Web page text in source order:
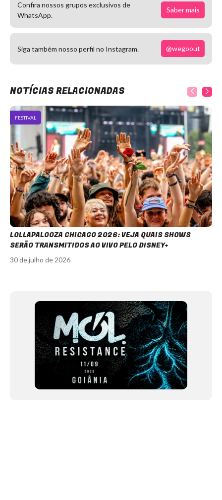
Confira nossos grupos exclusivos de
WhatsApp.
Saber mais
Siga também nosso perfil no Instagram. @wegoout
NOTÍCIAS RELACIONADAS
FESTIVAL
LOLLAPALOOZA CHICAGO 2026: VEJA QUAIS SHOWS
SERÃO TRANSMITIDOS AO VIVO PELO DISNEY+
30 de julho de 2026